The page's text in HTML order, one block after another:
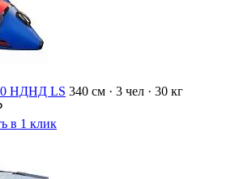
НДНД LS 340 см · 3 чел · 30 кг
в 1 клик